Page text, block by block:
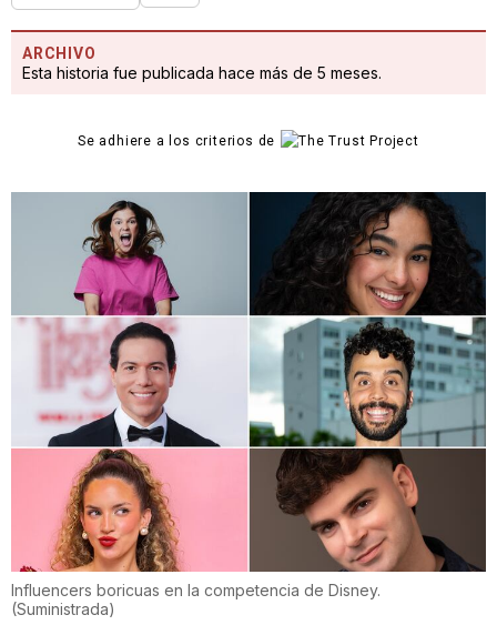
ARCHIVO
Esta historia fue publicada hace más de 5 meses.
Se adhiere a los criterios de
Influencers boricuas en la competencia de Disney.
(Suministrada)